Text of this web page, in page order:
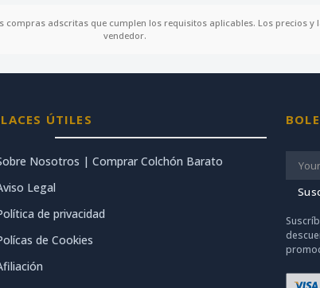
compras adscritas que cumplen los requisitos aplicables. Los precios
vendedor.
ÚTILES
Nosotros | Comprar Colchón Barato
Legal
de privacidad
de Cookies